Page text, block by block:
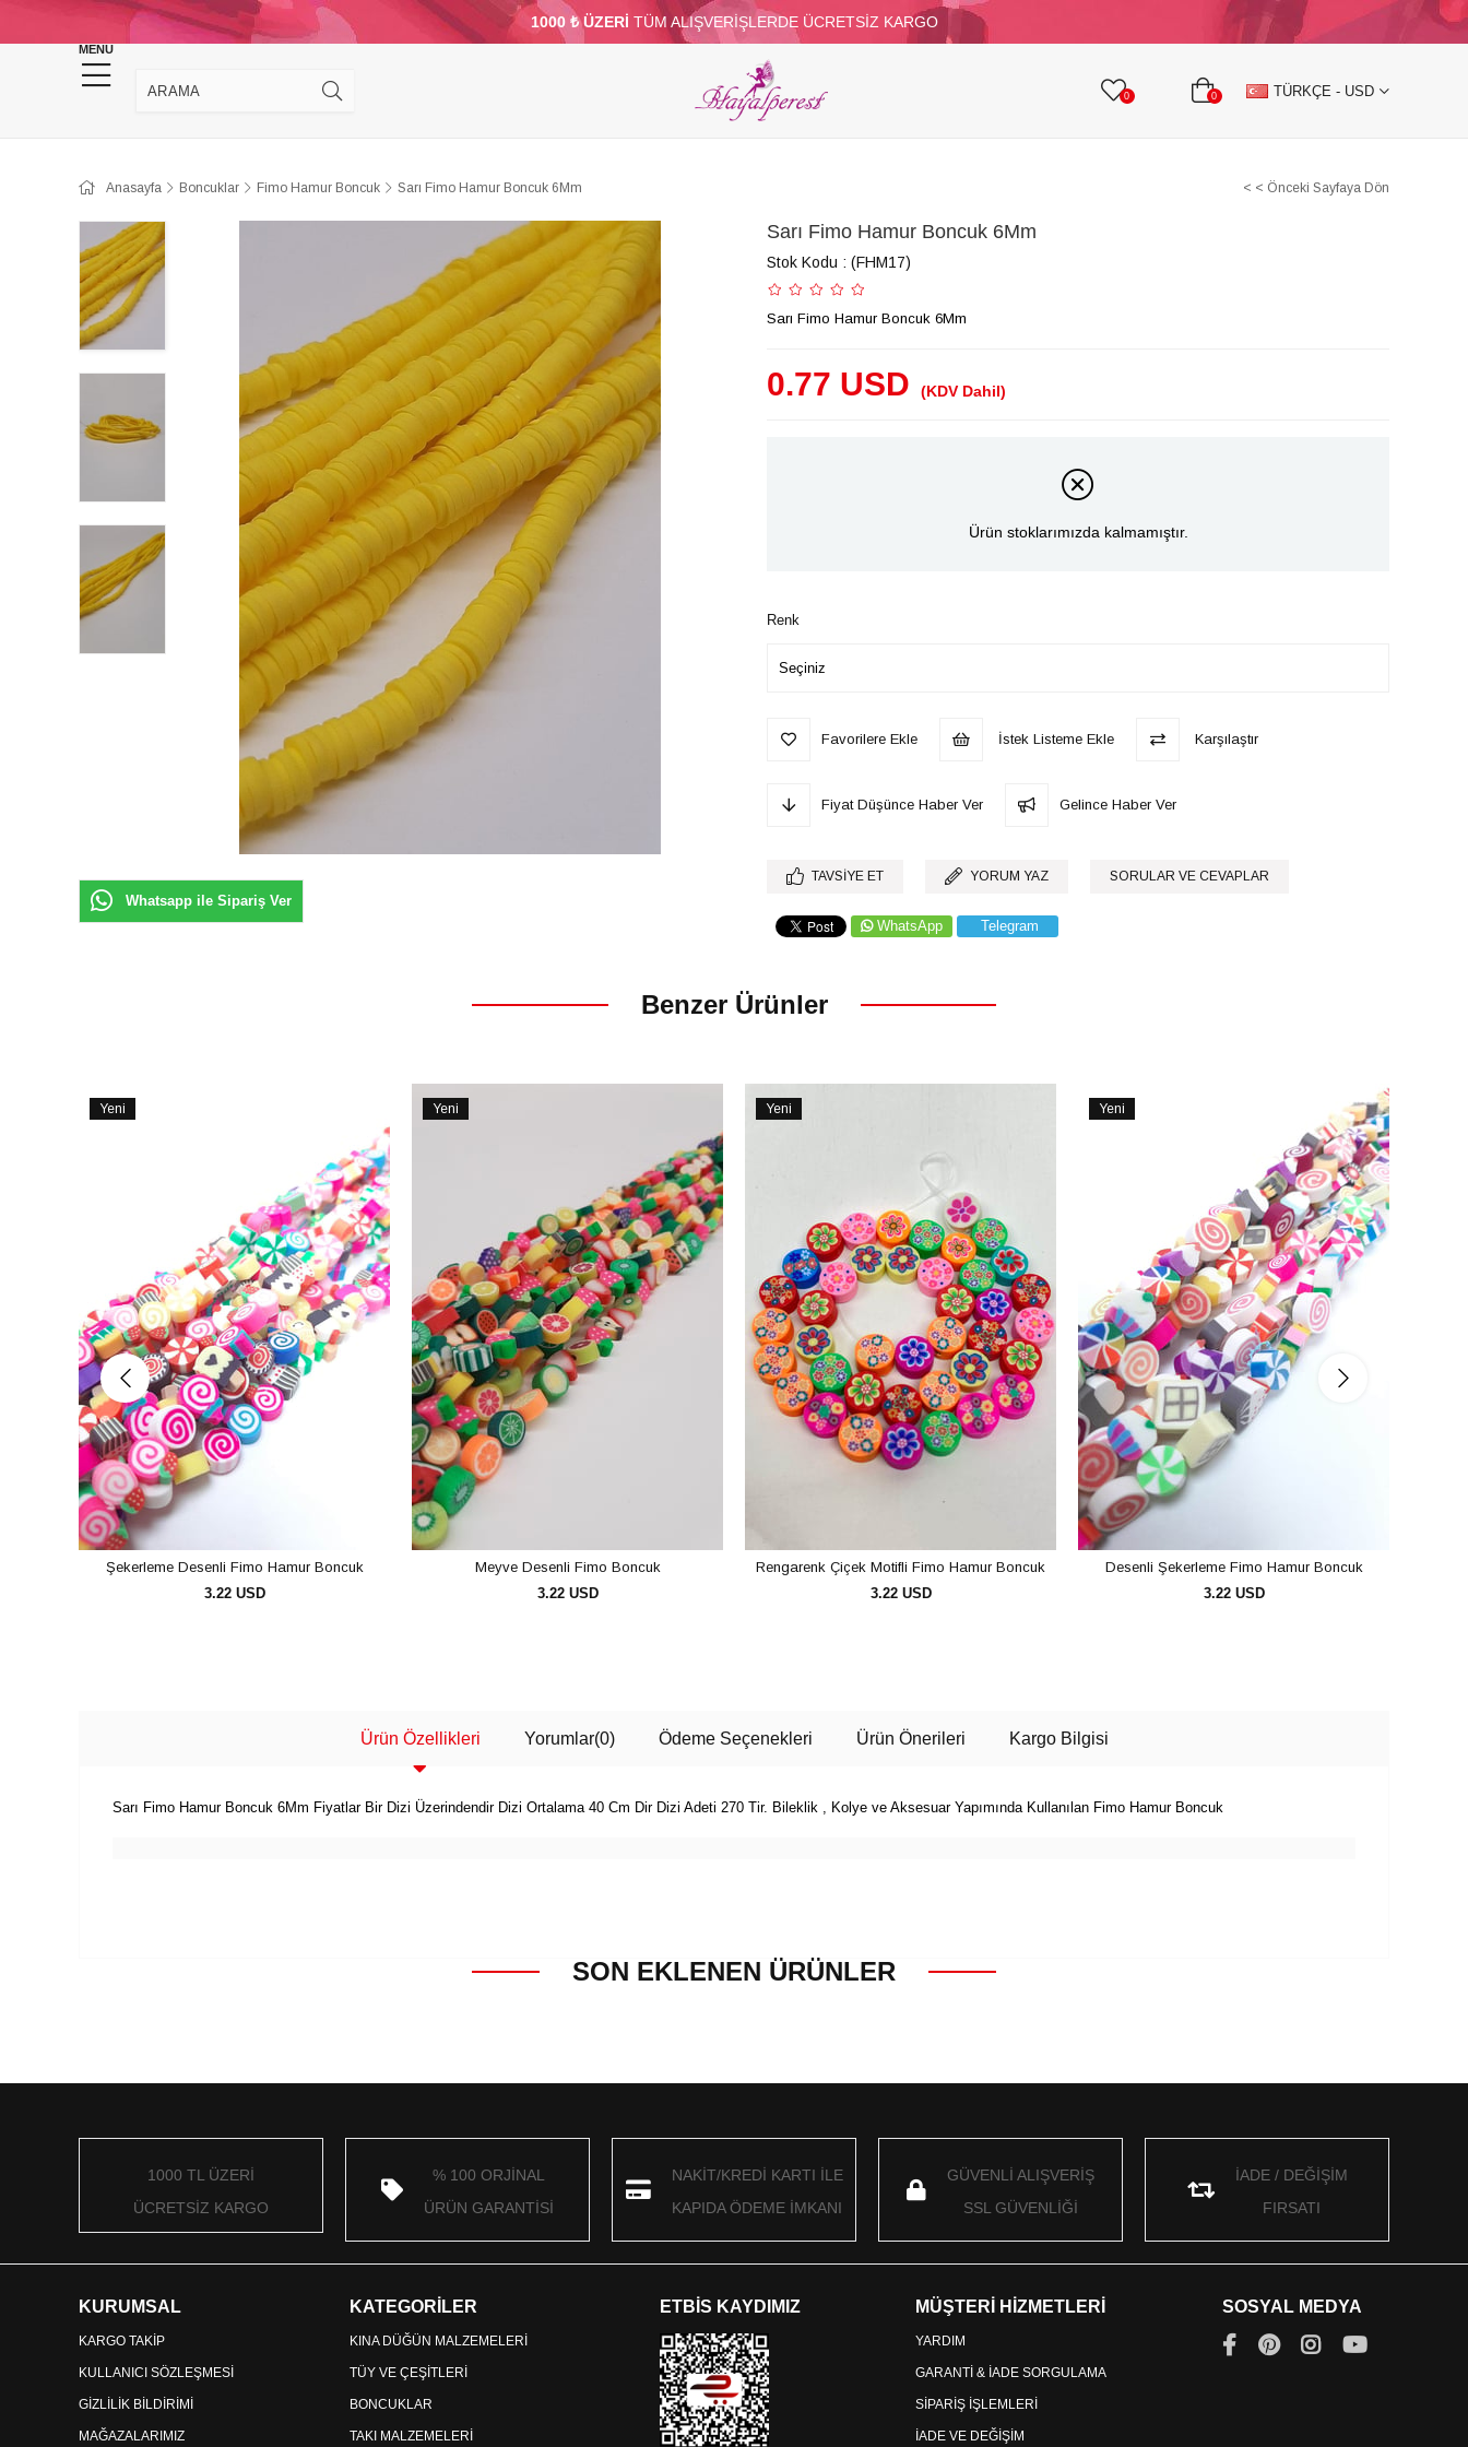
1000 ₺ ÜZERİ TÜM ALIŞVERİŞLERDE ÜCRETSİZ KARGO
MENU
0 0 TÜRKÇE - USD
KINA DÜĞÜN MALZEMELERİ TAKI MALZEMELERİ PARTİ VE SÜS MALZEMELERİ TÜY BONCUKLAR TAŞLI TEKSTİL AKSESUARLARI
TOPTAN DİĞER
Anasayfa Boncuklar Fimo Hamur Boncuk Sarı Fimo Hamur Boncuk 6Mm < < Önceki Sayfaya Dön
Whatsapp ile Sipariş Ver
Sarı Fimo Hamur Boncuk 6Mm
Stok Kodu (FHM17)
Sarı Fimo Hamur Boncuk 6Mm
0.77 USD (KDV Dahil)
Ürün stoklarımızda kalmamıştır.
Renk
Favorilere Ekle İstek Listeme Ekle Karşılaştır
Fiyat Düşünce Haber Ver Gelince Haber Ver
TAVSIYE ET YORUM YAZ SORULAR VE CEVAPLAR
WhatsApp Telegram
Benzer Ürünler
Yeni
Şekerleme Desenli Fimo Hamur Boncuk
3.22 USD
Yeni
Meyve Desenli Fimo Boncuk
3.22 USD
Yeni
Rengarenk Çiçek Motifli Fimo Hamur Boncuk
3.22 USD
Yeni
Desenli Şekerleme Fimo Hamur Boncuk
3.22 USD
Ürün Özellikleri Yorumlar(0) Ödeme Seçenekleri Ürün Önerileri Kargo Bilgisi
Sarı Fimo Hamur Boncuk 6Mm Fiyatlar Bir Dizi Üzerindendir Dizi Ortalama 40 Cm Dir Dizi Adeti 270 Tir. Bileklik , Kolye ve Aksesuar Yapımında Kullanılan Fimo Hamur Boncuk
SON EKLENEN ÜRÜNLER
1000 TL ÜZERİ
ÜCRETSİZ KARGO
% 100 ORJİNAL
ÜRÜN GARANTİSİ
NAKİT/KREDİ KARTI İLE
KAPIDA ÖDEME İMKANI
GÜVENLİ ALIŞVERİŞ
SSL GÜVENLİĞİ
İADE / DEĞİŞİM
FIRSATI
KURUMSAL
KARGO TAKİP
KULLANICI SÖZLEŞMESİ
GİZLİLİK BİLDİRİMİ
MAĞAZALARIMIZ
KATEGORİLER
KINA DÜĞÜN MALZEMELERİ
TÜY VE ÇEŞİTLERİ
BONCUKLAR
TAKI MALZEMELERİ
ETBİS KAYDIMIZ MÜŞTERİ HİZMETLERİ
YARDIM
GARANTİ & İADE SORGULAMA
SİPARİŞ İŞLEMLERİ
İADE VE DEĞİŞİM
SOSYAL MEDYA